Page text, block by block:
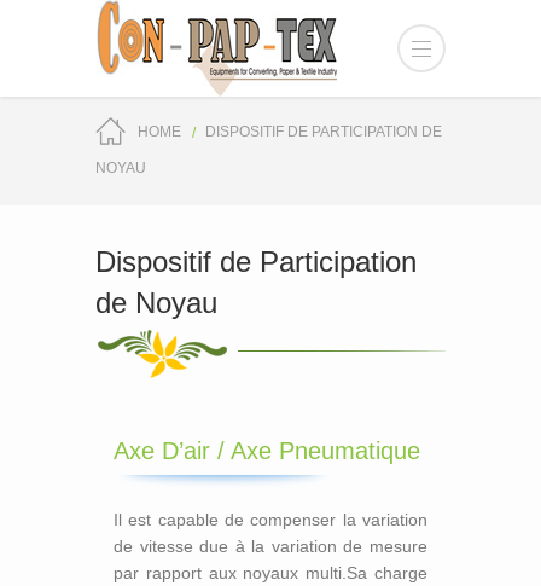
HOME DISPOSITIF DE PARTICIPATION DE
NOYAU
Dispositif de Participation
de Noyau
Axe D’air / Axe Pneumatique
Il est capable de compenser la variation
de vitesse due à la variation de mesure
par rapport aux noyaux multi.Sa charge